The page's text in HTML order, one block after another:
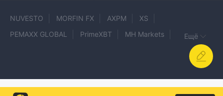
NUVESTO MORFIN FX AXPM
XS
PEMAXX GLOBAL
PrimeXBT
MH Markets
FAKE ICMarkets
MTFXG
Rakuten Securities
Ещё